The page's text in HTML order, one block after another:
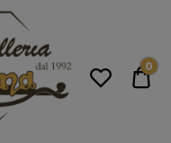
0